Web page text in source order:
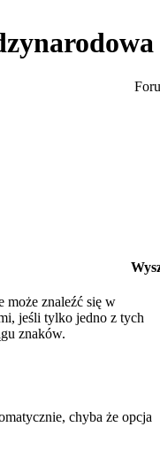
może znaleźć się w
jeśli tylko jedno z tych
znaków.
chyba że opcja